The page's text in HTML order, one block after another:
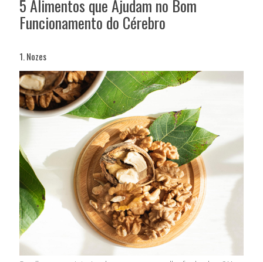
5 Alimentos que Ajudam no Bom
Funcionamento do Cérebro
1. Nozes